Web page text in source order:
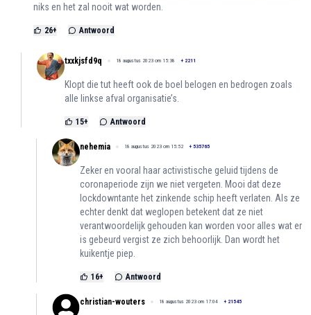
niks en het zal nooit wat worden.
26+ Antwoord
txxkjsfd9q 18 augustus 2023 om 15:38 + 2211
Klopt die tut heeft ook de boel belogen en bedrogen zoals
alle linkse afval organisatie’s.
15+ Antwoord
nehemia 18 augustus 2023 om 15:52 + 535765
Zeker en vooral haar activistische geluid tijdens de
coronaperiode zijn we niet vergeten. Mooi dat deze
lockdowntante het zinkende schip heeft verlaten. Als ze
echter denkt dat weglopen betekent dat ze niet
verantwoordelijk gehouden kan worden voor alles wat er
is gebeurd vergist ze zich behoorlijk. Dan wordt het
kuikentje piep.
16+ Antwoord
christian-wouters 18 augustus 2023 om 17:04 + 21545